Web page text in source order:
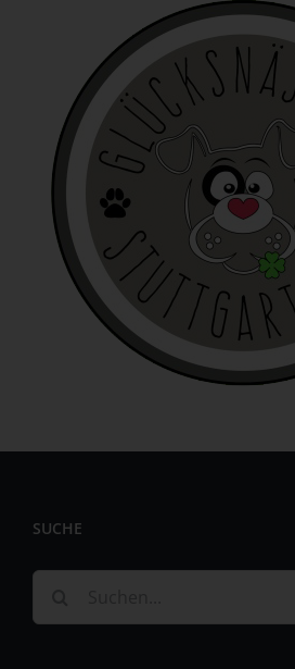
SUCHE
nach:
Wir verwenden in dieser
die folgenden Begriffe:
a) personenbezogene
Personenbezogene Daten sind
sich auf eine identifizierte oder
Person (im Folgenden
identifizierbar wird eine
direkt oder indirekt,
einer Kennung wie einem
zu Standortdaten, zu einer
einem oder mehreren
Ausdruck der physischen,
psychischen, wirtschaftlichen,
Identität dieser natürlichen
Betroffene Person ist jede
Verantwortlichen verarbeitet
Verfahren ausgeführte Vorgang